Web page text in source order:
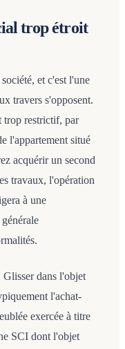
trop étroit
et c'est l'une
travers s'opposent.
trop restrictif, par
l'appartement situé
acquérir un second
travaux, l'opération
à une
Glisser dans l'objet
l'achat-
exercée à titre
SCI dont l'objet